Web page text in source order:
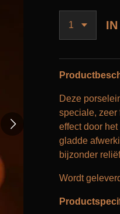
Deze
speciale, zeer
effect door
gladde
bijzonder
Wordt